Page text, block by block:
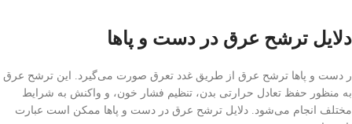
دلایل ترشح عرق در دست و پاها
ر دست و پاها ترشح عرق از طریق غدد تعرق صورت می‌گیرد. این ترشح عرق
به منظور حفظ تعادل حرارتی بدن، تنظیم فشار خون، و واکنش به شرایط
مختلف انجام می‌شود. دلایل ترشح عرق در دست و پاها ممکن است عبارت